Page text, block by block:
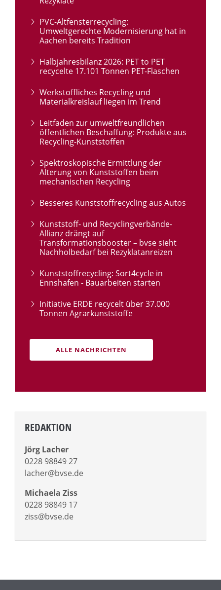
PVC-Altfensterrecycling:
Umweltgerechte Modernisierung hat in
Aachen bereits Tradition
Halbjahresbilanz 2026: PET to PET
recycelte 17.101 Tonnen PET-Flaschen
Werkstoffliches Recycling und
Materialkreislauf liegen im Trend
Leitfaden zur umweltfreundlichen
öffentlichen Beschaffung: Produkte aus
Recycling-Kunststoffen
Spektroskopische Ermittlung der
Alterung von Kunststoffen beim
mechanischen Recycling
Besseres Kunststoffrecycling aus Autos
Kunststoff- und Recyclingverbände-
Allianz drängt auf
Transformationsbooster – bvse sieht
Nachholbedarf bei Rezyklatanreizen
Kunststoffrecycling: Sort4cycle in
Ennshafen - Bauarbeiten starten
Initiative ERDE recycelt über 37.000
Tonnen Agrarkunststoffe
ALLE NACHRICHTEN
REDAKTION
Jörg Lacher
0228 98849 27
lacher@bvse.de
Michaela Ziss
0228 98849 17
ziss@bvse.de